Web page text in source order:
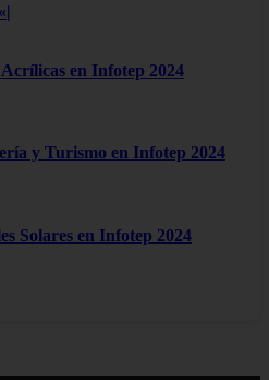
Acrílicas en Infotep 2024
y Turismo en Infotep 2024
Solares en Infotep 2024